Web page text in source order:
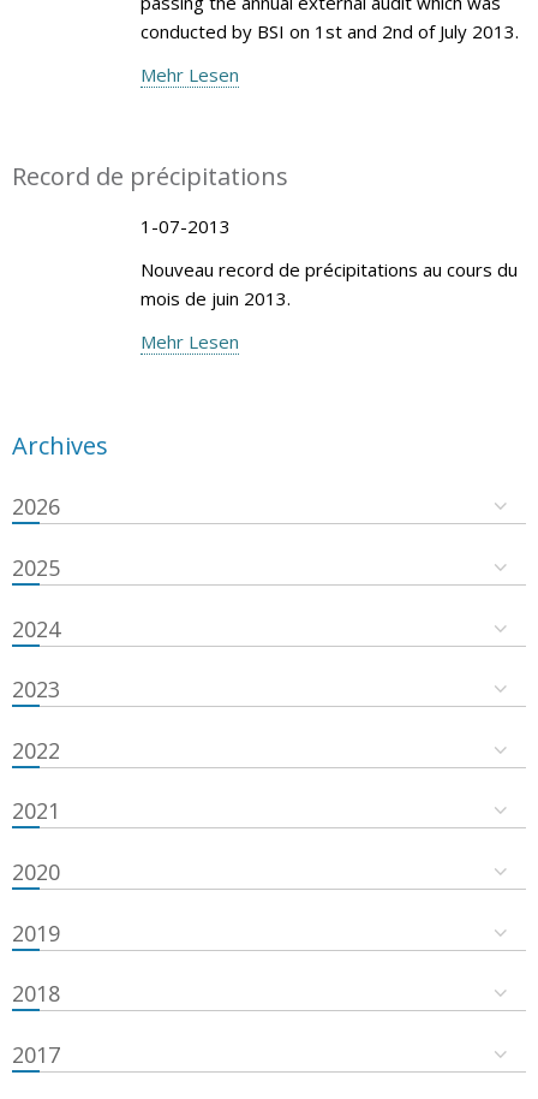
conducted by BSI on 1st and 2nd of July 2013.
Mehr Lesen
Record de précipitations
1-07-2013
Nouveau record de précipitations au cours du
mois de juin 2013.
Mehr Lesen
Archives
2026
2025
2024
2023
2022
2021
2020
2019
2018
2017